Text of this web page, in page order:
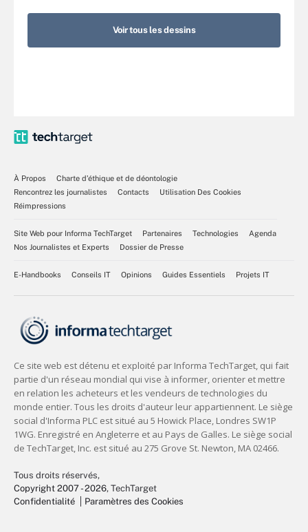
Voir tous les dessins
À Propos
Charte d’éthique et de déontologie
Rencontrez les journalistes
Contacts
Utilisation Des Cookies
Réimpressions
Site Web pour Informa TechTarget Partenaires Technologies
Agenda
Nos Journalistes et Experts
Dossier de Presse
E-Handbooks Conseils IT Opinions Guides Essentiels Projets IT
Tous droits réservés,
Copyright 2007 - 2026, TechTarget
Confidentialité
Paramètres des Cookies